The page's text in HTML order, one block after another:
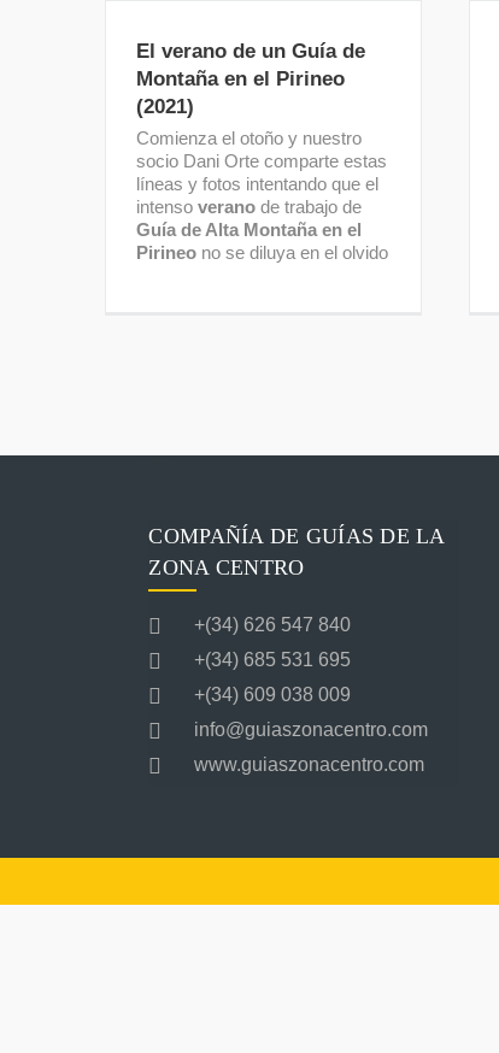
Montaña en el Pirineo (2021)
El verano de un Guía de
Montaña en el Pirineo
(2021)
Comienza el otoño y nuestro
socio Dani Orte comparte estas
líneas y fotos intentando que el
intenso verano de trabajo de
Guía de Alta Montaña en el
Pirineo no se diluya en el olvido
COMPAÑÍA DE GUÍAS DE LA
ZONA CENTRO
+(34) 626 547 840
+(34) 685 531 695
+(34) 609 038 009
info@guiaszonacentro.com
www.guiaszonacentro.com